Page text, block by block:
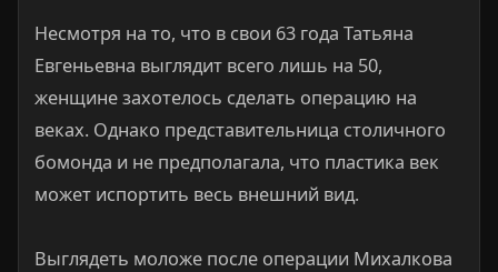
Несмотря на то, что в свои 63 года Татьяна
Евгеньевна выглядит всего лишь на 50,
женщине захотелось сделать операцию на
веках. Однако представительница столичного
бомонда и не предполагала, что пластика век
может испортить весь внешний вид.
Выглядеть моложе после операции Михалкова